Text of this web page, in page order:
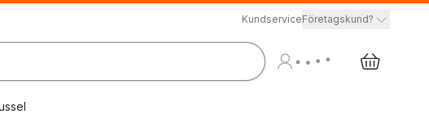
KundserviceFöretagskund?